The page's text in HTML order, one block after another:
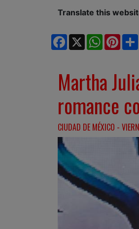
Translate this
Facebook
X WhatsApp
Martha
romance
CIUDAD DE MÉXICO -